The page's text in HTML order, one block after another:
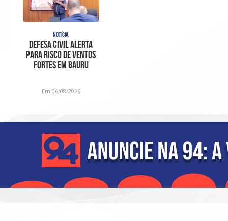
NOTÍCIA,
Defesa Civil alerta
para risco de ventos
fortes em Bauru
Em 06/08/2026